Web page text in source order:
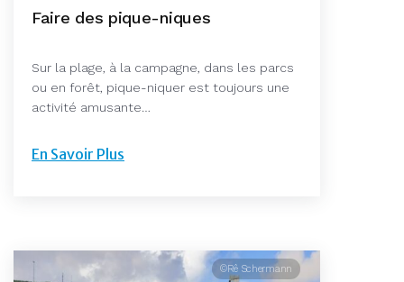
Faire des pique-niques
Sur la plage, à la campagne, dans les parcs
ou en forêt, pique-niquer est toujours une
activité amusante…
En Savoir Plus
©Rê Schermann